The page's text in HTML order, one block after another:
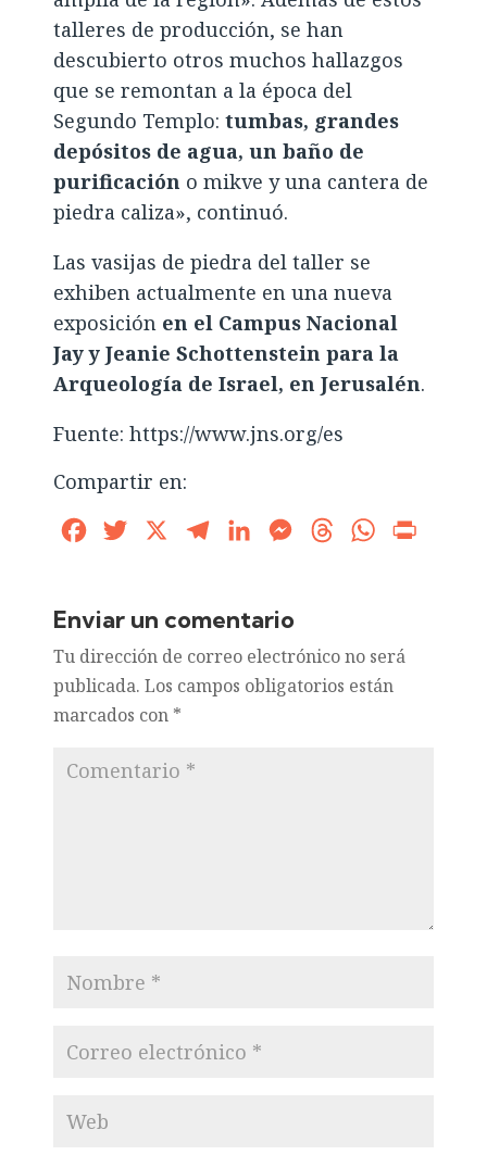
talleres de producción, se han
descubierto otros muchos hallazgos
que se remontan a la época del
Segundo Templo:tumbas, grandes
depósitos de agua, un baño de
purificación o mikve y una cantera de
piedra caliza», continuó.
Las vasijas de piedra del taller se
exhiben actualmente en una nueva
exposición en el Campus Nacional
Jay y Jeanie Schottenstein para la
Arqueología de Israel, en Jerusalén.
Fuente: https://www.jns.org/es
Compartir en:
FacebookTwitter TelegramLinkedInMessengerThreadsWhatsApp
Enviar un comentario
Tu dirección de correo electrónico no será
publicada. Los campos obligatorios están
marcados con *